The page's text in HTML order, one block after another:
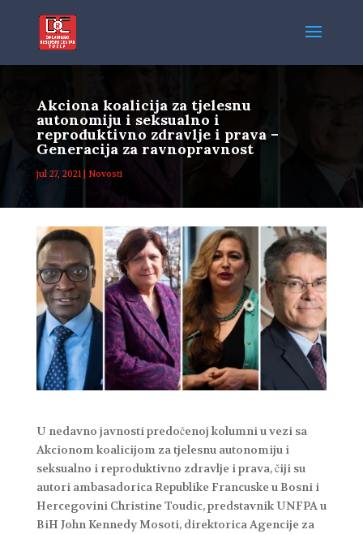
Akciona koalicija za tjelesnu
autonomiju i seksualno i
reproduktivno zdravlje i prava –
Generacija za ravnopravnost
jul 27, 2021| Novosti
U nedavno javnosti predočenoj kolumni u vezi sa
Akcionom koalicijom za tjelesnu autonomiju i
seksualno i reproduktivno zdravlje i prava, čiji su
autori ambasadorica Republike Francuske u Bosni i
Hercegovini Christine Toudic, predstavnik UNFPA u
BiH John Kennedy Mosoti, direktorica Agencije za